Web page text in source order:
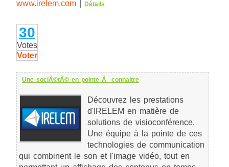
www.irelem.com| Détails
30
Votes
Voter
Une sociÃ©tÃ© en pointe Ã connaitre
Découvrez les prestations
d'IRELEM en matière de
solutions de visioconférence.
Une équipe à la pointe de ces
technologies de communication
qui combinent le son et l'image vidéo, tout en